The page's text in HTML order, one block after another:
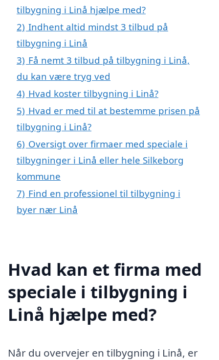
tilbygning i Linå hjælpe med?
2) Indhent altid mindst 3 tilbud på
tilbygning i Linå
3) Få nemt 3 tilbud på tilbygning i Linå,
du kan være tryg ved
4) Hvad koster tilbygning i Linå?
5) Hvad er med til at bestemme prisen på
tilbygning i Linå?
6) Oversigt over firmaer med speciale i
tilbygninger i Linå eller hele Silkeborg
kommune
7) Find en professionel til tilbygning i
byer nær Linå
Hvad kan et firma med
speciale i tilbygning i
Linå hjælpe med?
Når du overvejer en tilbygning i Linå, er